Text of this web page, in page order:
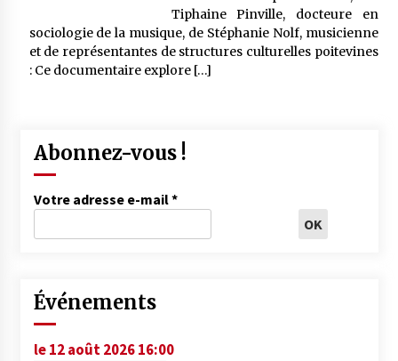
Tiphaine Pinville, docteure en
sociologie de la musique, de Stéphanie Nolf, musicienne
et de représentantes de structures culturelles poitevines
: Ce documentaire explore […]
Abonnez-vous !
Votre adresse e-mail*
Événements
le 12 août 2026 16:00